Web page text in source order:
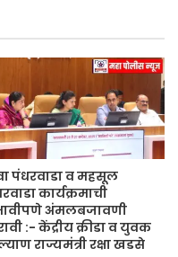
पंधरवाडा व महसूल
कार्यक्रमाची
अंमलबजावणी
:- केंद्रीय क्रीडा व युवक
राज्यमंत्री रक्षा खडसे